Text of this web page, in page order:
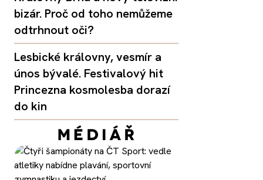
bizár. Proč od toho nemůžeme
odtrhnout oči?
Lesbické královny, vesmír a
únos bývalé. Festivalový hit
Princezna kosmolesba dorazí
do kin